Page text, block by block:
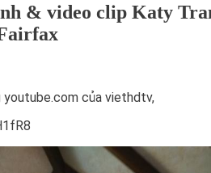
& video clip Katy
của viethdtv,